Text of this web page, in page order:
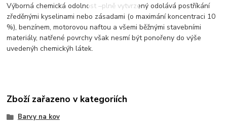
Výborná chemická odolnost –plně vytvrzený odolává postříkání
zředěnými kyselinami nebo zásadami (o maximání koncentraci 10
%), benzínem, motorovou naftou a všemi běžnými stavebními
materiály, natřené povrchy však nesmí být ponořeny do výše
uvedenýh chemickýh látek.
Zboží zařazeno v kategoriích
Barvy na kov